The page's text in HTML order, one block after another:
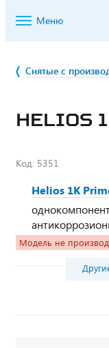
Меню
Снятые с
HELIOS
Код: 5351
Helios 1K
Модель не